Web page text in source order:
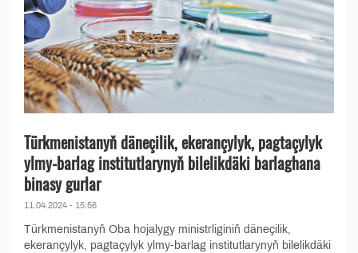
Türkmenistanyň däneçilik, ekerançylyk, pagtaçylyk
ylmy-barlag institutlarynyň bilelikdäki barlaghana
binasy gurlar
11.04.2024 - 15:56
Türkmenistanyň Oba hojalygy ministrliginiň däneçilik,
ekerançylyk, pagtaçylyk ylmy-barlag institutlarynyň bilelikdäki